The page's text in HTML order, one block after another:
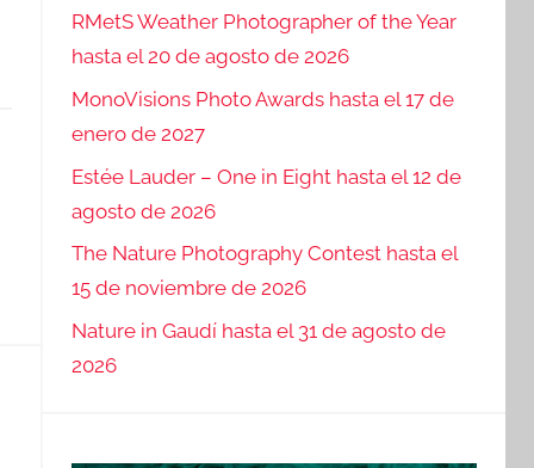
RMetS Weather Photographer of the Year
hasta el 20 de agosto de 2026
MonoVisions Photo Awards hasta el 17 de
enero de 2027
Estée Lauder – One in Eight hasta el 12 de
agosto de 2026
The Nature Photography Contest hasta el
15 de noviembre de 2026
Nature in Gaudí hasta el 31 de agosto de
2026